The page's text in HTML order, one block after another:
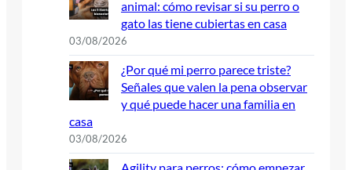
animal: cómo revisar si su perro o
gato las tiene cubiertas en casa
03/08/2026
¿Por qué mi perro parece triste?
Señales que valen la pena observar
y qué puede hacer una familia en
casa
03/08/2026
Agility para perros: cómo empezar